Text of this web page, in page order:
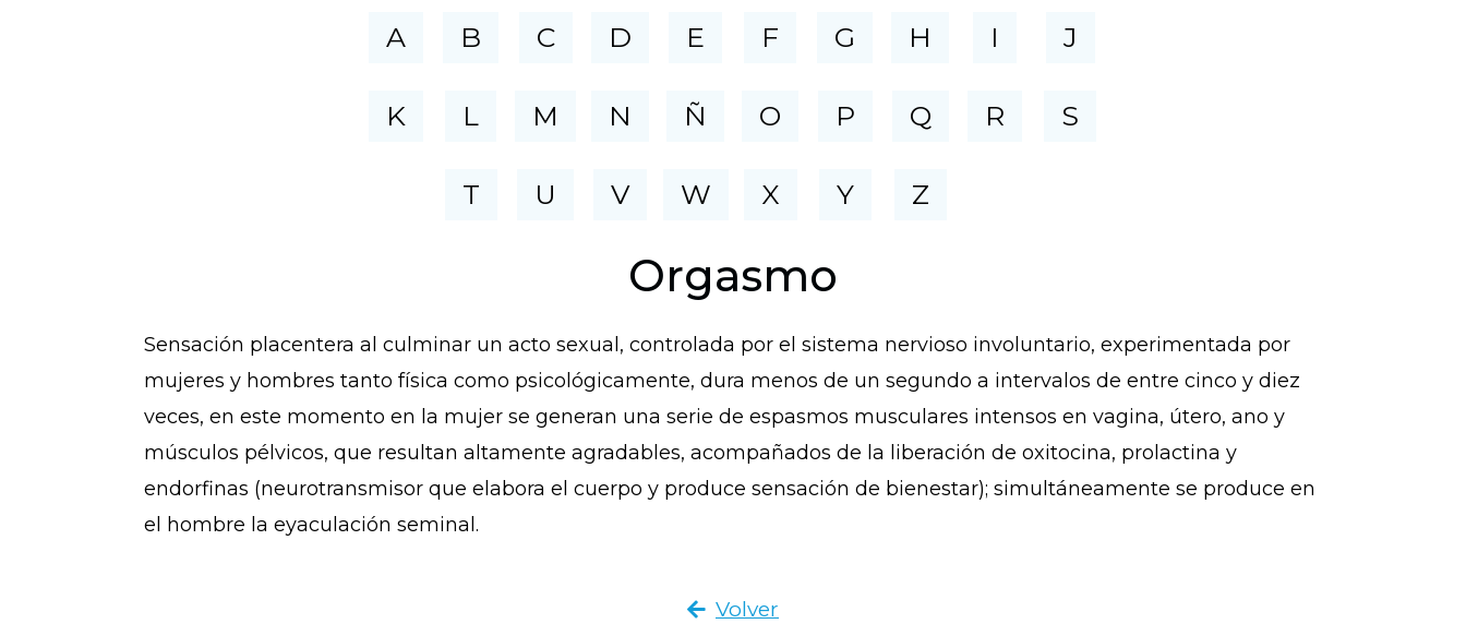
A
K
B
L
T
C
M
U
D
N
V
E
Ñ
W
F
O
X
G
P
Y
H
Q
Z
I
R
J
S
Orgasmo
Sensación placentera al culminar un acto sexual, controlada por el sistema nervioso involuntario, experimentada por
mujeres y hombres tanto física como psicológicamente, dura menos de un segundo a intervalos de entre cinco y diez
veces, en este momento en la mujer se generan una serie de espasmos musculares intensos en vagina, útero, ano y
músculos pélvicos, que resultan altamente agradables, acompañados de la liberación de oxitocina, prolactina y
endorfinas (neurotransmisor que elabora el cuerpo y produce sensación de bienestar); simultáneamente se produce en
el hombre la eyaculación seminal.
Volver